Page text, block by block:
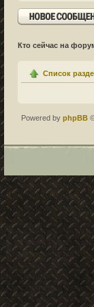
Ответить
Кто сейчас на
Список
Powered by phpBB